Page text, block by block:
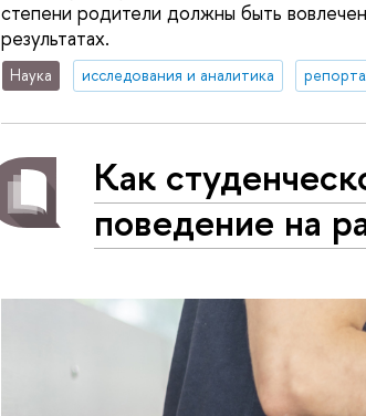
степени родители должны быть
результатах.
Наука исследования и аналитика
Как
поведение на